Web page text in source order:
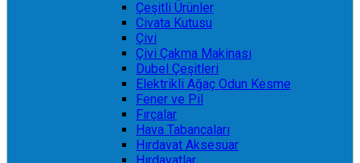
Çeşitli Ürünler
Civata Kutusu
Çivi
Çivi Çakma Makinası
Dubel Çeşitleri
Elektrikli Ağaç Odun Kesme
Fener ve Pil
Fırçalar
Hava Tabancaları
Hırdavat Aksesuar